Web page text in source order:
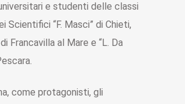
e studenti delle classi
Scientifici “F. Masci” di Chieti,
di Francavilla al Mare e “L. Da
come protagonisti, gli